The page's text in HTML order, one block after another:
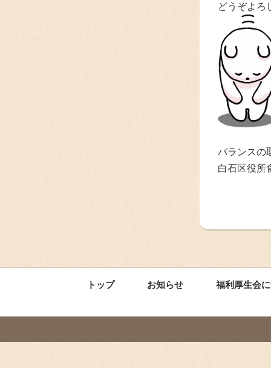
どうぞよろ
バランスの
白石区役所
トップ お知らせ 福利厚生会